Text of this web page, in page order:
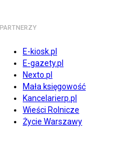
PARTNERZY
E-kiosk.pl
E-gazety.pl
Nexto.pl
Mała księgowość
Kancelarierp.pl
Wieści Rolnicze
Życie Warszawy